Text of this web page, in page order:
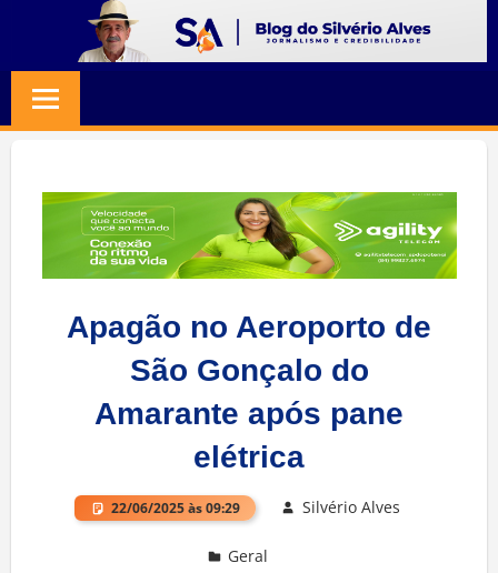
content
SILVERIO
ALVES
Jornalismo
Credibilidade
Apagão no Aeroporto de
São Gonçalo do
Amarante após pane
elétrica
22/06/2025 às 09:29 Silvério Alves
Geral